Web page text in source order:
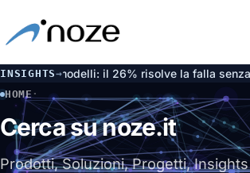
INSIGHTS→
dai modelli: il 26% risolve la falla senza
HOME ·
CERCA
Cerca su noze.it
Prodotti, Soluzioni, Progetti, Insights